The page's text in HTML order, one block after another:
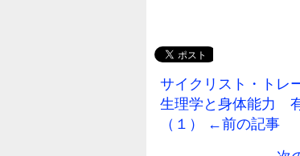
サイクリスト・トレ
生理学と身体能力
（１） ←前の記事